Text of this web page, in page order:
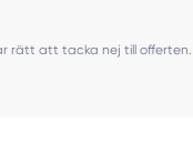
att tacka nej till offerten.